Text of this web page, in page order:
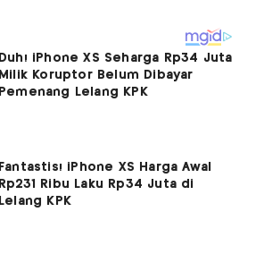
Duh! iPhone XS Seharga Rp34 Juta
Milik Koruptor Belum Dibayar
Pemenang Lelang KPK
Fantastis! iPhone XS Harga Awal
Rp231 Ribu Laku Rp34 Juta di
Lelang KPK